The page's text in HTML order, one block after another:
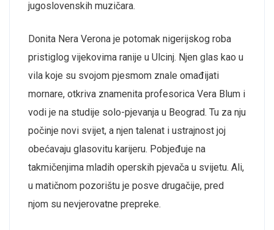
jugoslovenskih muzičara.
Donita Nera Verona je potomak nigerijskog roba
pristiglog vijekovima ranije u Ulcinj. Njen glas kao u
vila koje su svojom pjesmom znale omađijati
mornare, otkriva znamenita profesorica Vera Blum i
vodi je na studije solo-pjevanja u Beograd. Tu za nju
počinje novi svijet, a njen talenat i ustrajnost joj
obećavaju glasovitu karijeru. Pobjeđuje na
takmičenjima mladih operskih pjevača u svijetu. Ali,
u matičnom pozorištu je posve drugačije, pred
njom su nevjerovatne prepreke.